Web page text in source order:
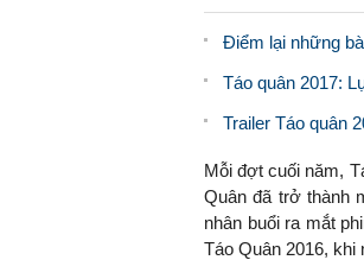
Điểm lại những
Táo quân 2017:
Trailer Táo quân
Mỗi đợt cuối năm,
Quân đã trở thành
nhân buổi ra mắt
Táo Quân 2016,